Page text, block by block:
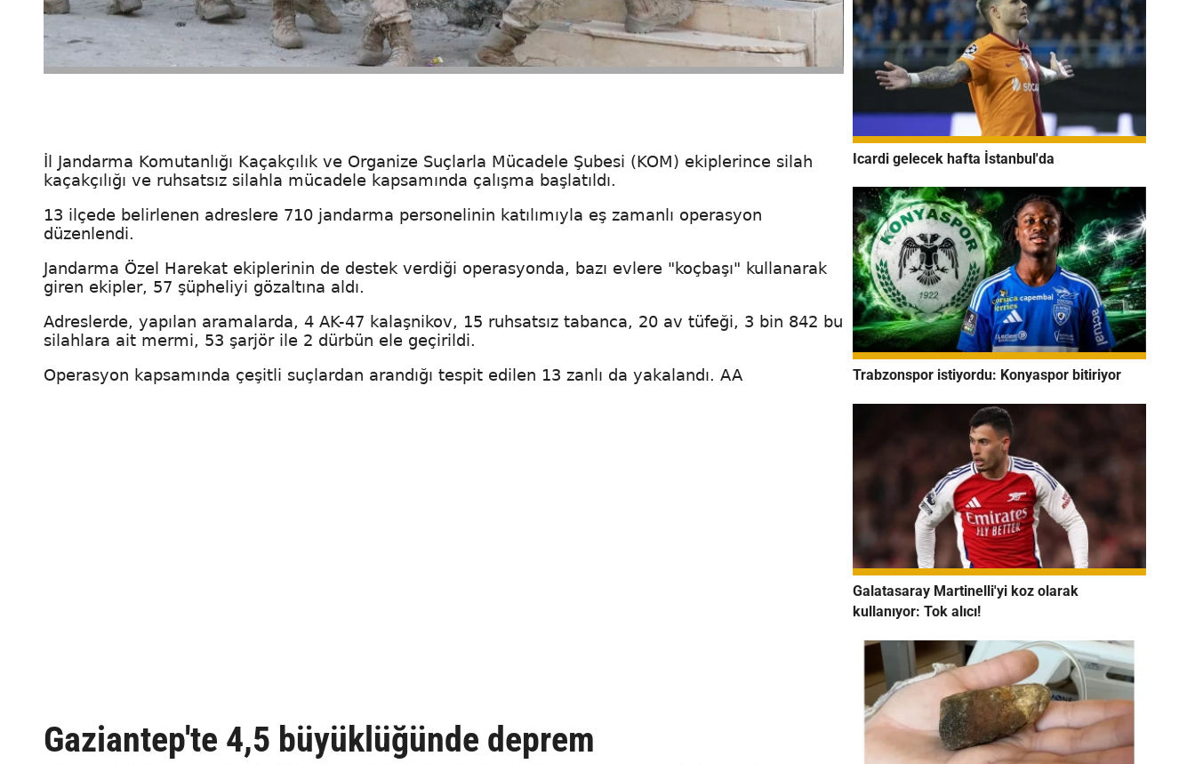
İl Jandarma Komutanlığı Kaçakçılık ve Organize Suçlarla Mücadele Şubesi (KOM) ekiplerince silah
kaçakçılığı ve ruhsatsız silahla mücadele kapsamında çalışma başlatıldı.
13 ilçede belirlenen adreslere 710 jandarma personelinin katılımıyla eş zamanlı operasyon
düzenlendi.
Jandarma Özel Harekat ekiplerinin de destek verdiği operasyonda, bazı evlere "koçbaşı" kullanarak
giren ekipler, 57 şüpheliyi gözaltına aldı.
Adreslerde, yapılan aramalarda, 4 AK-47 kalaşnikov, 15 ruhsatsız tabanca, 20 av tüfeği, 3 bin 842 bu
silahlara ait mermi, 53 şarjör ile 2 dürbün ele geçirildi.
Operasyon kapsamında çeşitli suçlardan arandığı tespit edilen 13 zanlı da yakalandı. AA
Gaziantep'te 4,5 büyüklüğünde deprem
Icardi gelecek hafta İstanbul'da
Trabzonspor istiyordu: Konyaspor bitiriyor
Galatasaray Martinelli'yi koz olarak
kullanıyor: Tok alıcı!